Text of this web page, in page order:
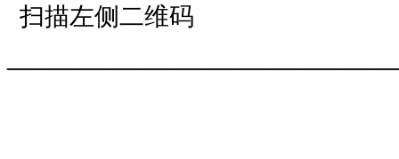
扫描左侧二维码
———————————